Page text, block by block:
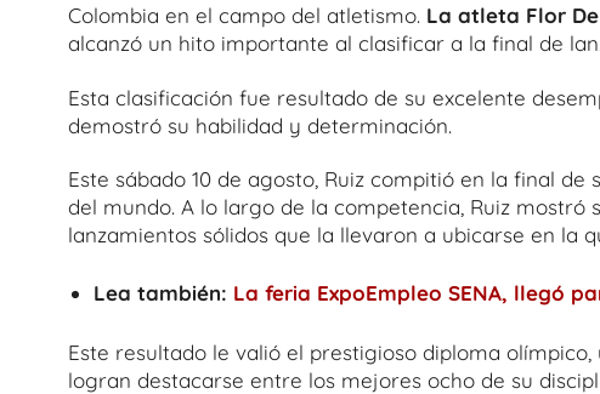
Colombia en el campo del atletismo. La atleta Flor
alcanzó un hito importante al clasificar a la final de
Esta clasificación fue resultado de su excelente
demostró su habilidad y determinación.
Este sábado 10 de agosto, Ruiz compitió en la final
del mundo. A lo largo de la competencia, Ruiz
lanzamientos sólidos que la llevaron a ubicarse en la
Lea también: La feria ExpoEmpleo SENA, llegó
Este resultado le valió el prestigioso diploma
logran destacarse entre los mejores ocho de su